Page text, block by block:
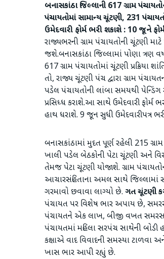
બનાસકાંઠા જિલ્લાની 617 ગ્રામ
પંચાયતોમાં સામાન્ય ચૂંટણી, 231
ઉમેદવારી ફોર્મ ભરી શકાશે : 10 જૂને
રાજ્યભરની ગ્રામ પંચાયતોની ચૂંટણી
જશે.બનાસકાંઠા જિલ્લામાં પોણા ત્રણ
617 ગ્રામ પંચાયતોમાં ચૂંટણી પ્રક્રિયા
તો, રાજ્ય ચૂંટણી પંચ દ્વારા ગ્રામ
પડેલ પંચાયતોની લાંબા સમયથી
પ્રસિધ્ધ કરાશે.આ સાથે ઉમેદવારી
હાથ ધરાશે. 9 જૂન સુધી ઉમેદવારીપત્ર
બનાસકાંઠામાં મુદત પૂર્ણ રહેલી 215
ખાલી પડેલ બેઠકોની પેટા ચૂંટણી અને
તેમજ પેટા ચૂંટણી યોજાશે. ગ્રામ
આચારસંહિતાના અમલ સાથે જિલ્લામાં
ગરમાવો છવાવા લાગ્યો છે. ગત ચૂંટણી
પંચાયત પર વિશેષ ભાર અપાય છે, સમરસ
પંચાયતને એક લાખ, બીજી વખત
પંચાયતમાં મહિલા સરપંચ સાથેની બોડી
કક્ષાએ વાદ વિવાદની સમસ્યા
ખાસ ભાર આપી રહ્યું છે.